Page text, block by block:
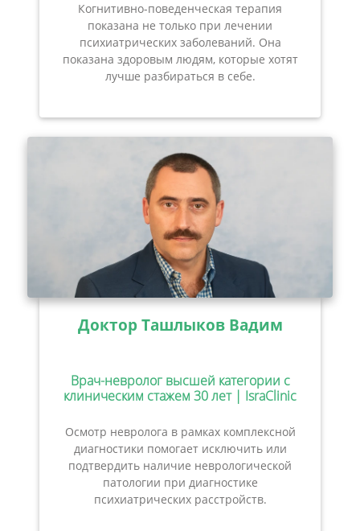
Когнитивно-поведенческая терапия
показана не только при лечении
психиатрических заболеваний. Она
показана здоровым людям, которые хотят
лучше разбираться в себе.
Доктор Ташлыков Вадим
Врач-невролог высшей категории с
клиническим стажем 30 лет | IsraClinic
Осмотр невролога в рамках комплексной
диагностики помогает исключить или
подтвердить наличие неврологической
патологии при диагностике
психиатрических расстройств.